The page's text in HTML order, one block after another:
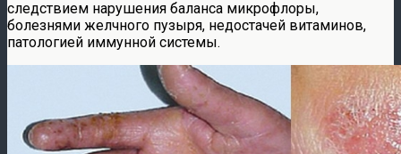
следствием нарушения баланса микрофлоры,
болезнями желчного пузыря, недостачей витаминов,
патологией иммунной системы.